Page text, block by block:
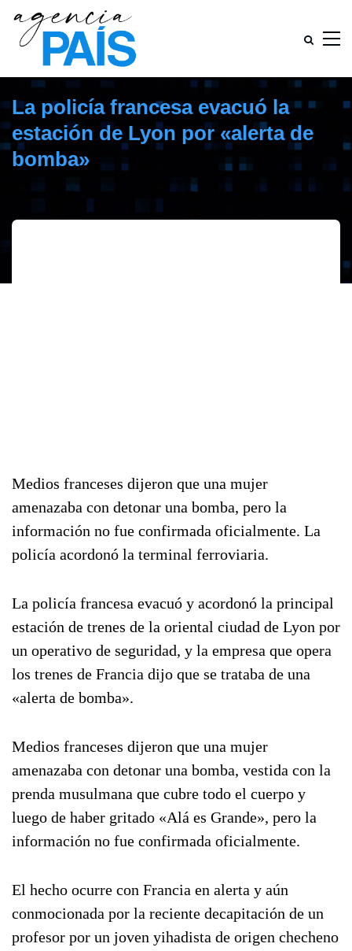
La policía francesa evacuó la
estación de Lyon por «alerta de
bomba»
octubre 22, 2020
Medios franceses dijeron que una mujer
amenazaba con detonar una bomba, pero la
información no fue confirmada oficialmente. La
policía acordonó la terminal ferroviaria.
La policía francesa evacuó y acordonó la principal
estación de trenes de la oriental ciudad de Lyon por
un operativo de seguridad, y la empresa que opera
los trenes de Francia dijo que se trataba de una
«alerta de bomba».
Medios franceses dijeron que una mujer
amenazaba con detonar una bomba, vestida con la
prenda musulmana que cubre todo el cuerpo y
luego de haber gritado «Alá es Grande», pero la
información no fue confirmada oficialmente.
El hecho ocurre con Francia en alerta y aún
conmocionada por la reciente decapitación de un
profesor por un joven yihadista de origen checheno